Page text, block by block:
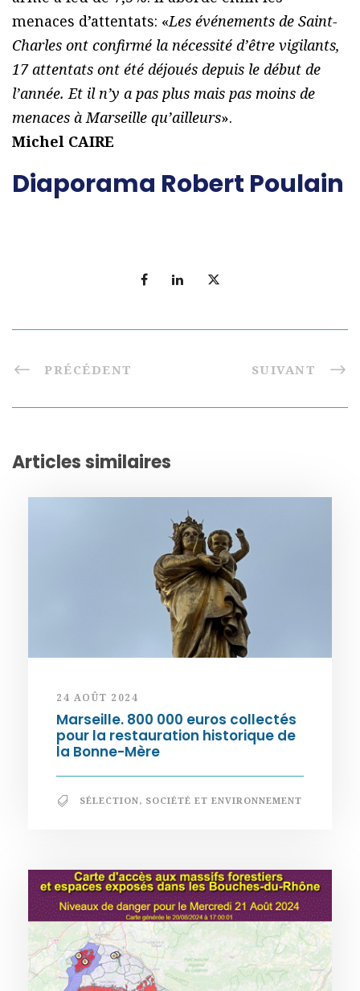
menaces d’attentats: «Les événements de Saint-
Charles ont confirmé la nécessité d’être vigilants,
17 attentats ont été déjoués depuis le début de
l’année. Et il n’y a pas plus mais pas moins de
menaces à Marseille qu’ailleurs».
Michel CAIRE
Diaporama Robert Poulain
PRÉCÉDENT SUIVANT
Articles similaires
24 AOÛT 2024
Marseille. 800 000 euros collectés
pour la restauration historique de
la Bonne-Mère
SÉLECTION, SOCIÉTÉ ET ENVIRONNEMENT